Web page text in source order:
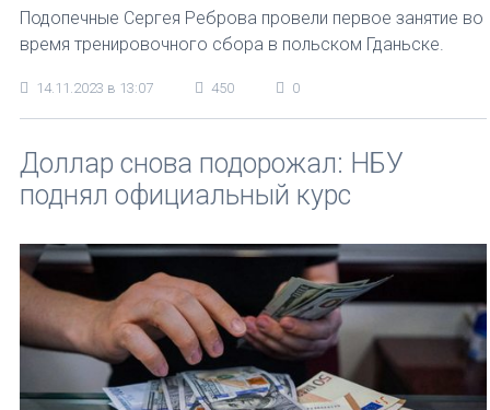
Подопечные Сергея Реброва провели первое занятие во
время тренировочного сбора в польском Гданьске.
14.11.2023 в 13:07 450 0
Доллар снова подорожал: НБУ
поднял официальный курс